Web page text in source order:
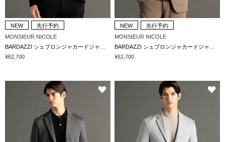
NEW
先行予約
MONSIEUR NICOLE
¥62,700
NEW
先行予約
MONSIEUR NICOLE
¥62,700